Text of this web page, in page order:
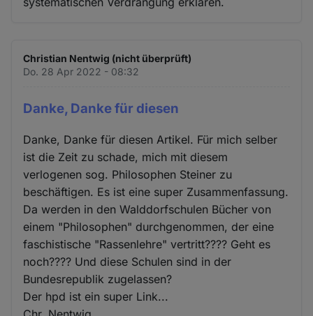
Christian Nentwig (nicht überprüft)
Do. 28 Apr 2022 - 08:32
Danke, Danke für diesen
Danke, Danke für diesen Artikel. Für mich selber
ist die Zeit zu schade, mich mit diesem
verlogenen sog. Philosophen Steiner zu
beschäftigen. Es ist eine super Zusammenfassung.
Da werden in den Walddorfschulen Bücher von
einem "Philosophen" durchgenommen, der eine
faschistische "Rassenlehre" vertritt???? Geht es
noch???? Und diese Schulen sind in der
Bundesrepublik zugelassen?
Der hpd ist ein super Link...